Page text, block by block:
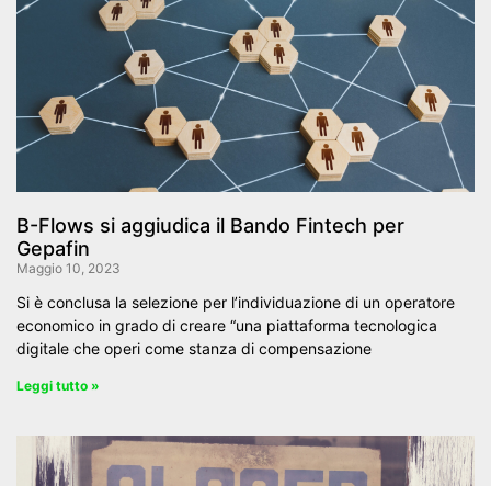
B-Flows si aggiudica il Bando Fintech per
Gepafin
Maggio 10, 2023
Si è conclusa la selezione per l’individuazione di un operatore
economico in grado di creare “una piattaforma tecnologica
digitale che operi come stanza di compensazione
Leggi tutto »